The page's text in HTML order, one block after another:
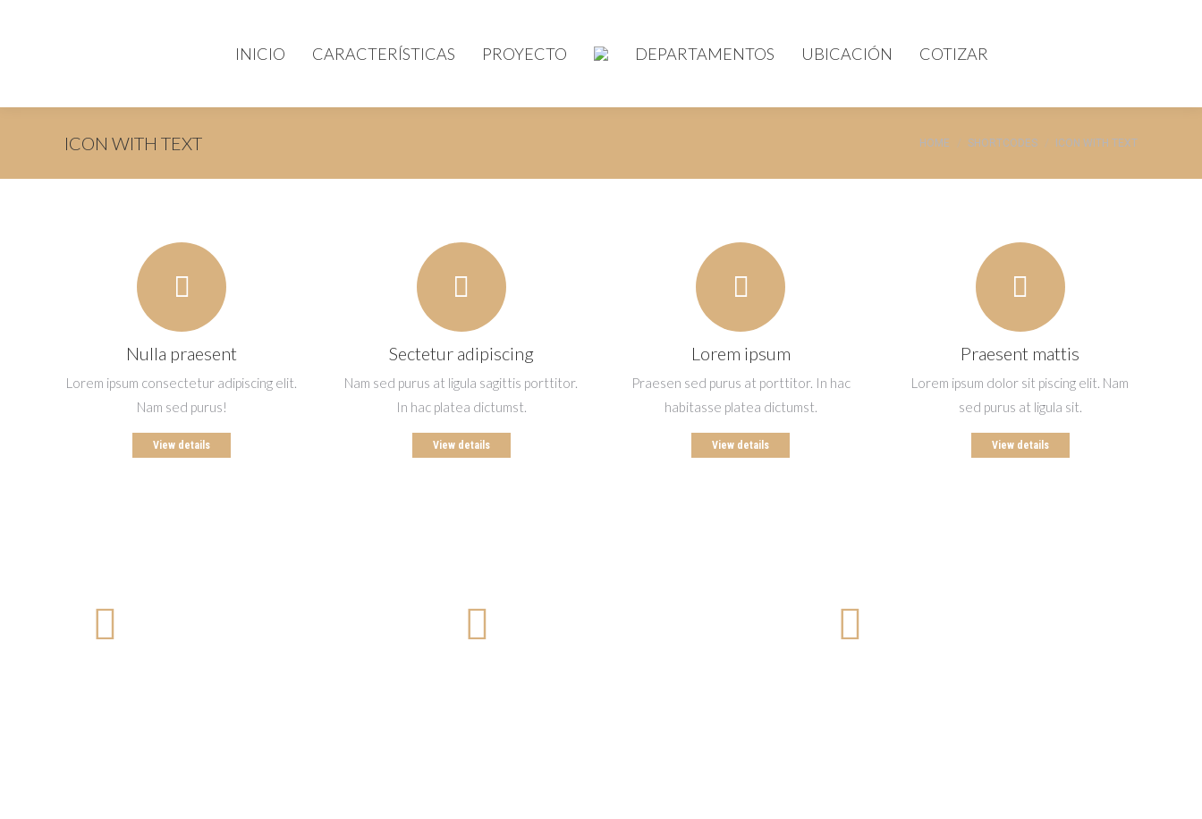
INICIO CARACTERÍSTICAS PROYECTO DEPARTAMENTOS UBICACIÓN COTIZAR
ICON WITH TEXT You are here:
HOME SHORTCODES ICON WITH TEXT
Nulla praesent
Lorem ipsum consectetur adipiscing elit.
Nam sed purus!
View details
Sectetur adipiscing
Nam sed purus at ligula sagittis porttitor.
In hac platea dictumst.
View details
Lorem ipsum
Praesen sed purus at porttitor. In hac
habitasse platea dictumst.
View details
Praesent mattis
Lorem ipsum dolor sit piscing elit. Nam
sed purus at ligula sit.
View details